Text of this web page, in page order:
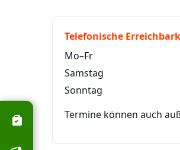
Telefonische
Mo–Fr
Samstag
Sonntag
Termine können auch